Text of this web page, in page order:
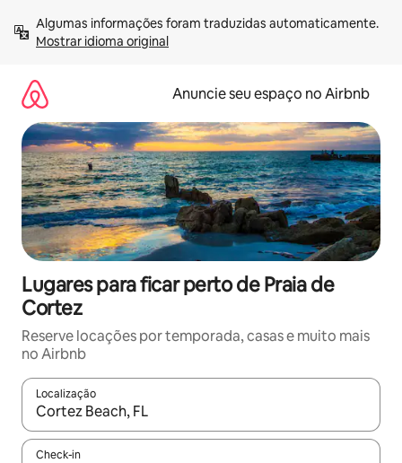
para
Mostrar idioma original
Anuncie seu espaço no Airbnb
Lugares para ficar perto de Praia de
Cortez
Reserve locações por temporada, casas e muito mais
no Airbnb
Localização
Quando os resultados estiverem disponíveis, explore-os
Check-in